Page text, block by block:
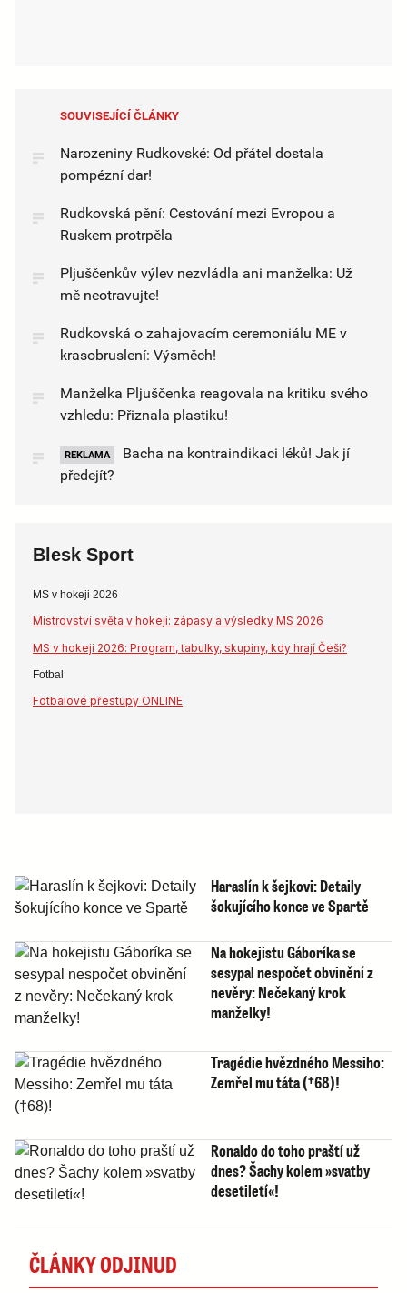
SOUVISEJÍCÍ ČLÁNKY
Narozeniny Rudkovské: Od přátel dostala
pompézní dar!
Rudkovská pění: Cestování mezi Evropou a
Ruskem protrpěla
Pljuščenkův výlev nezvládla ani manželka: Už
mě neotravujte!
Rudkovská o zahajovacím ceremoniálu ME v
krasobruslení: Výsměch!
Manželka Pljuščenka reagovala na kritiku svého
vzhledu: Přiznala plastiku!
REKLAMA
Bacha na kontraindikaci léků! Jak jí
předejít?
Blesk Sport
MS v hokeji 2026
Mistrovství světa v hokeji: zápasy a výsledky MS 2026
MS v hokeji 2026: Program, tabulky, skupiny, kdy hrají Češi?
Fotbal
Fotbalové přestupy ONLINE
Haraslín k šejkovi: Detaily
šokujícího konce ve Spartě
Na hokejistu Gáboríka se
sesypal nespočet obvinění z
nevěry: Nečekaný krok
manželky!
Tragédie hvězdného Messiho:
Zemřel mu táta (†68)!
Ronaldo do toho praští už
dnes? Šachy kolem »svatby
desetiletí«!
ČLÁNKY ODJINUD